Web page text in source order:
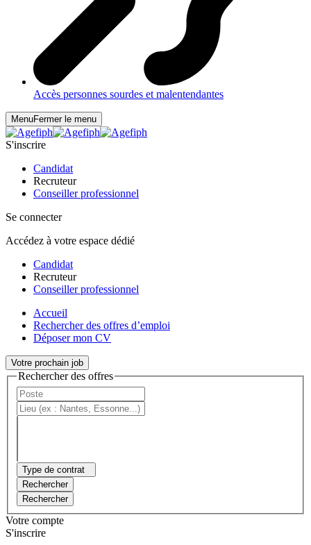
Accès personnes sourdes et malentendantes
MenuFermer le menu
S'inscrire
Candidat
Recruteur
Conseiller professionnel
Se connecter
Accédez à votre espace dédié
Candidat
Recruteur
Conseiller professionnel
Accueil
Rechercher des offres d’emploi
Déposer mon CV
Votre prochain job
Rechercher des offres
Type de contrat
Rechercher
Rechercher
Votre compte
S'inscrire